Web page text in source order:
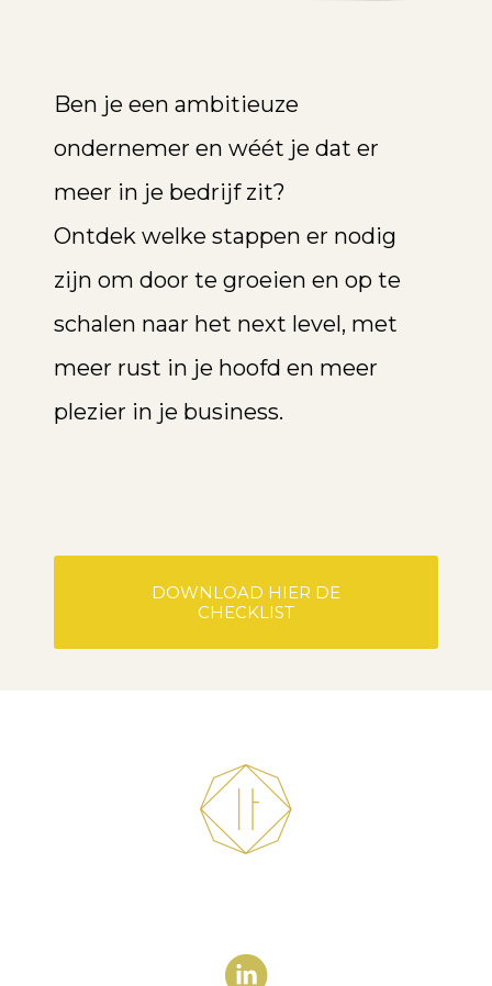
Ben je een ambitieuze
ondernemer en wéét je dat er
meer in je bedrijf zit?
Ontdek welke stappen er nodig
zijn om door te groeien en op te
schalen naar het next level, met
meer rust in je hoofd en meer
plezier in je business.
DOWNLOAD HIER DE
CHECKLIST